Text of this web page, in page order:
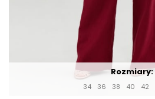
Rozmiary:
34 36 38 40 42